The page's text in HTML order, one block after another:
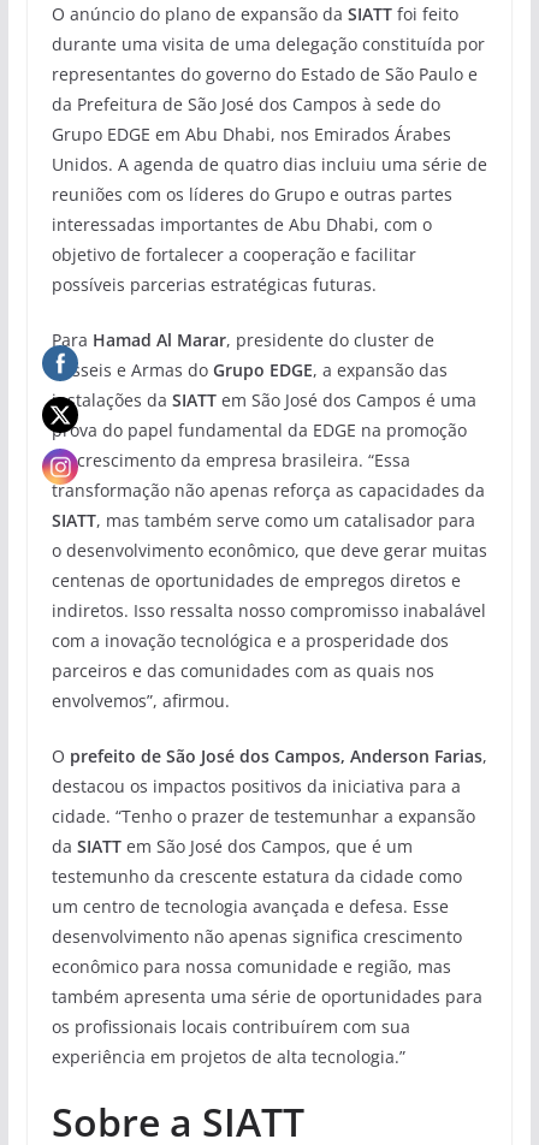
O anúncio do plano de expansão da SIATT foi feito
durante uma visita de uma delegação constituída por
representantes do governo do Estado de São Paulo e
da Prefeitura de São José dos Campos à sede do
Grupo EDGE em Abu Dhabi, nos Emirados Árabes
Unidos. A agenda de quatro dias incluiu uma série de
reuniões com os líderes do Grupo e outras partes
interessadas importantes de Abu Dhabi, com o
objetivo de fortalecer a cooperação e facilitar
possíveis parcerias estratégicas futuras.
Para Hamad Al Marar, presidente do cluster de
Mísseis e Armas do Grupo EDGE, a expansão das
instalações da SIATTem São José dos Campos é uma
prova do papel fundamental da EDGE na promoção
do crescimento da empresa brasileira. “Essa
transformação não apenas reforça as capacidades da
SIATT, mas também serve como um catalisador para
o desenvolvimento econômico, que deve gerar muitas
centenas de oportunidades de empregos diretos e
indiretos. Isso ressalta nosso compromisso inabalável
com a inovação tecnológica e a prosperidade dos
parceiros e das comunidades com as quais nos
envolvemos”, afirmou.
O prefeito de São José dos Campos, Anderson Farias,
destacou os impactos positivos da iniciativa para a
cidade. “Tenho o prazer de testemunhar a expansão
da SIATT em São José dos Campos, que é um
testemunho da crescente estatura da cidade como
um centro de tecnologia avançada e defesa. Esse
desenvolvimento não apenas significa crescimento
econômico para nossa comunidade e região, mas
também apresenta uma série de oportunidades para
os profissionais locais contribuírem com sua
experiência em projetos de alta tecnologia.”
Sobre a SIATT